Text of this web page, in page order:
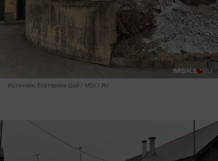
Источник: Екатерина Цой / MSK1.RU